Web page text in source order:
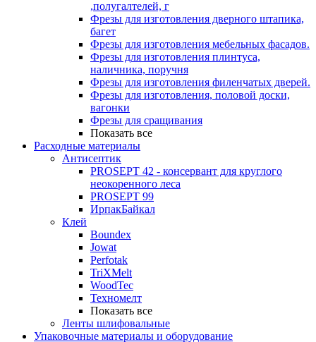
,полугалтелей, г
Фрезы для изготовления дверного штапика,
багет
Фрезы для изготовления мебельных фасадов.
Фрезы для изготовления плинтуса,
наличника, поручня
Фрезы для изготовления филенчатых дверей.
Фрезы для изготовления, половой доски,
вагонки
Фрезы для сращивания
Показать все
Расходные материалы
Антисептик
PROSEPT 42 - консервант для круглого
неокоренного леса
PROSEPT 99
ИрпакБайкал
Клей
Boundex
Jowat
Perfotak
TriXMelt
WoodTec
Техномелт
Показать все
Ленты шлифовальные
Упаковочные материалы и оборудование